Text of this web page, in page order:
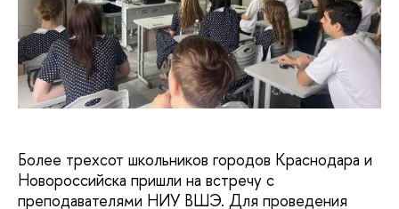
Более трехсот школьников городов Краснодара и
Новороссийска пришли на встречу с
преподавателями НИУ ВШЭ. Для проведения